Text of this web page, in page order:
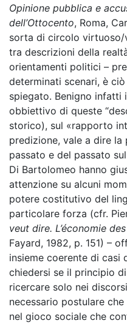
Opinione pubblica e
dell’Ottocento, Roma,
sorta di circolo virtuoso/
tra descrizioni della
orientamenti politici –
determinati scenari, è
spiegato. Benigno infatti
obbiettivo di queste
storico), sul «rapporto
predizione, vale a dire
passato e del passato
Di Bartolomeo hanno
attenzione su alcuni
potere costitutivo del
particolare forza (cfr.
veut dire. L’économie
Fayard, 1982, p. 151) –
insieme coerente di casi
chiedersi se il principio
ricercare solo nei
necessario postulare
nel gioco sociale che